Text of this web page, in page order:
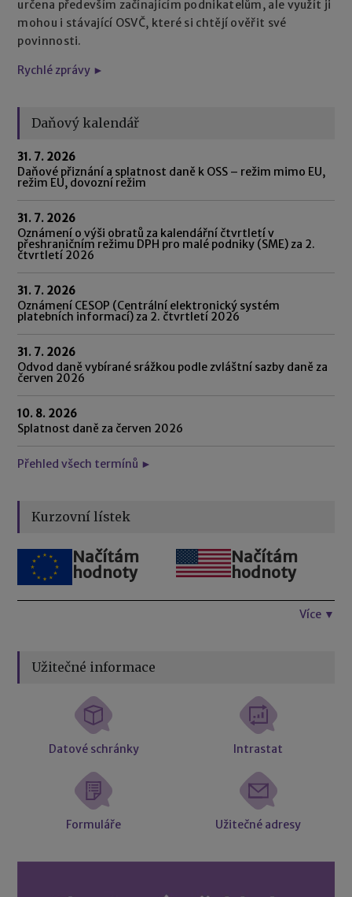
určena především začínajícím podnikatelům, ale využít ji
mohou i stávající OSVČ, které si chtějí ověřit své
povinnosti.
Rychlé zprávy ►
Daňový kalendář
31. 7. 2026
Daňové přiznání a splatnost daně k OSS – režim mimo EU,
režim EU, dovozní režim
31. 7. 2026
Oznámení o výši obratů za kalendářní čtvrtletí v
přeshraničním režimu DPH pro malé podniky (SME) za 2.
čtvrtletí 2026
31. 7. 2026
Oznámení CESOP (Centrální elektronický systém
platebních informací) za 2. čtvrtletí 2026
31. 7. 2026
Odvod daně vybírané srážkou podle zvláštní sazby daně za
červen 2026
10. 8. 2026
Splatnost daně za červen 2026
Přehled všech termínů ►
Kurzovní lístek
Načítám
hodnoty
Načítám
hodnoty
Více ▼
Užitečné informace
Datové schránky Intrastat
Formuláře Užitečné adresy